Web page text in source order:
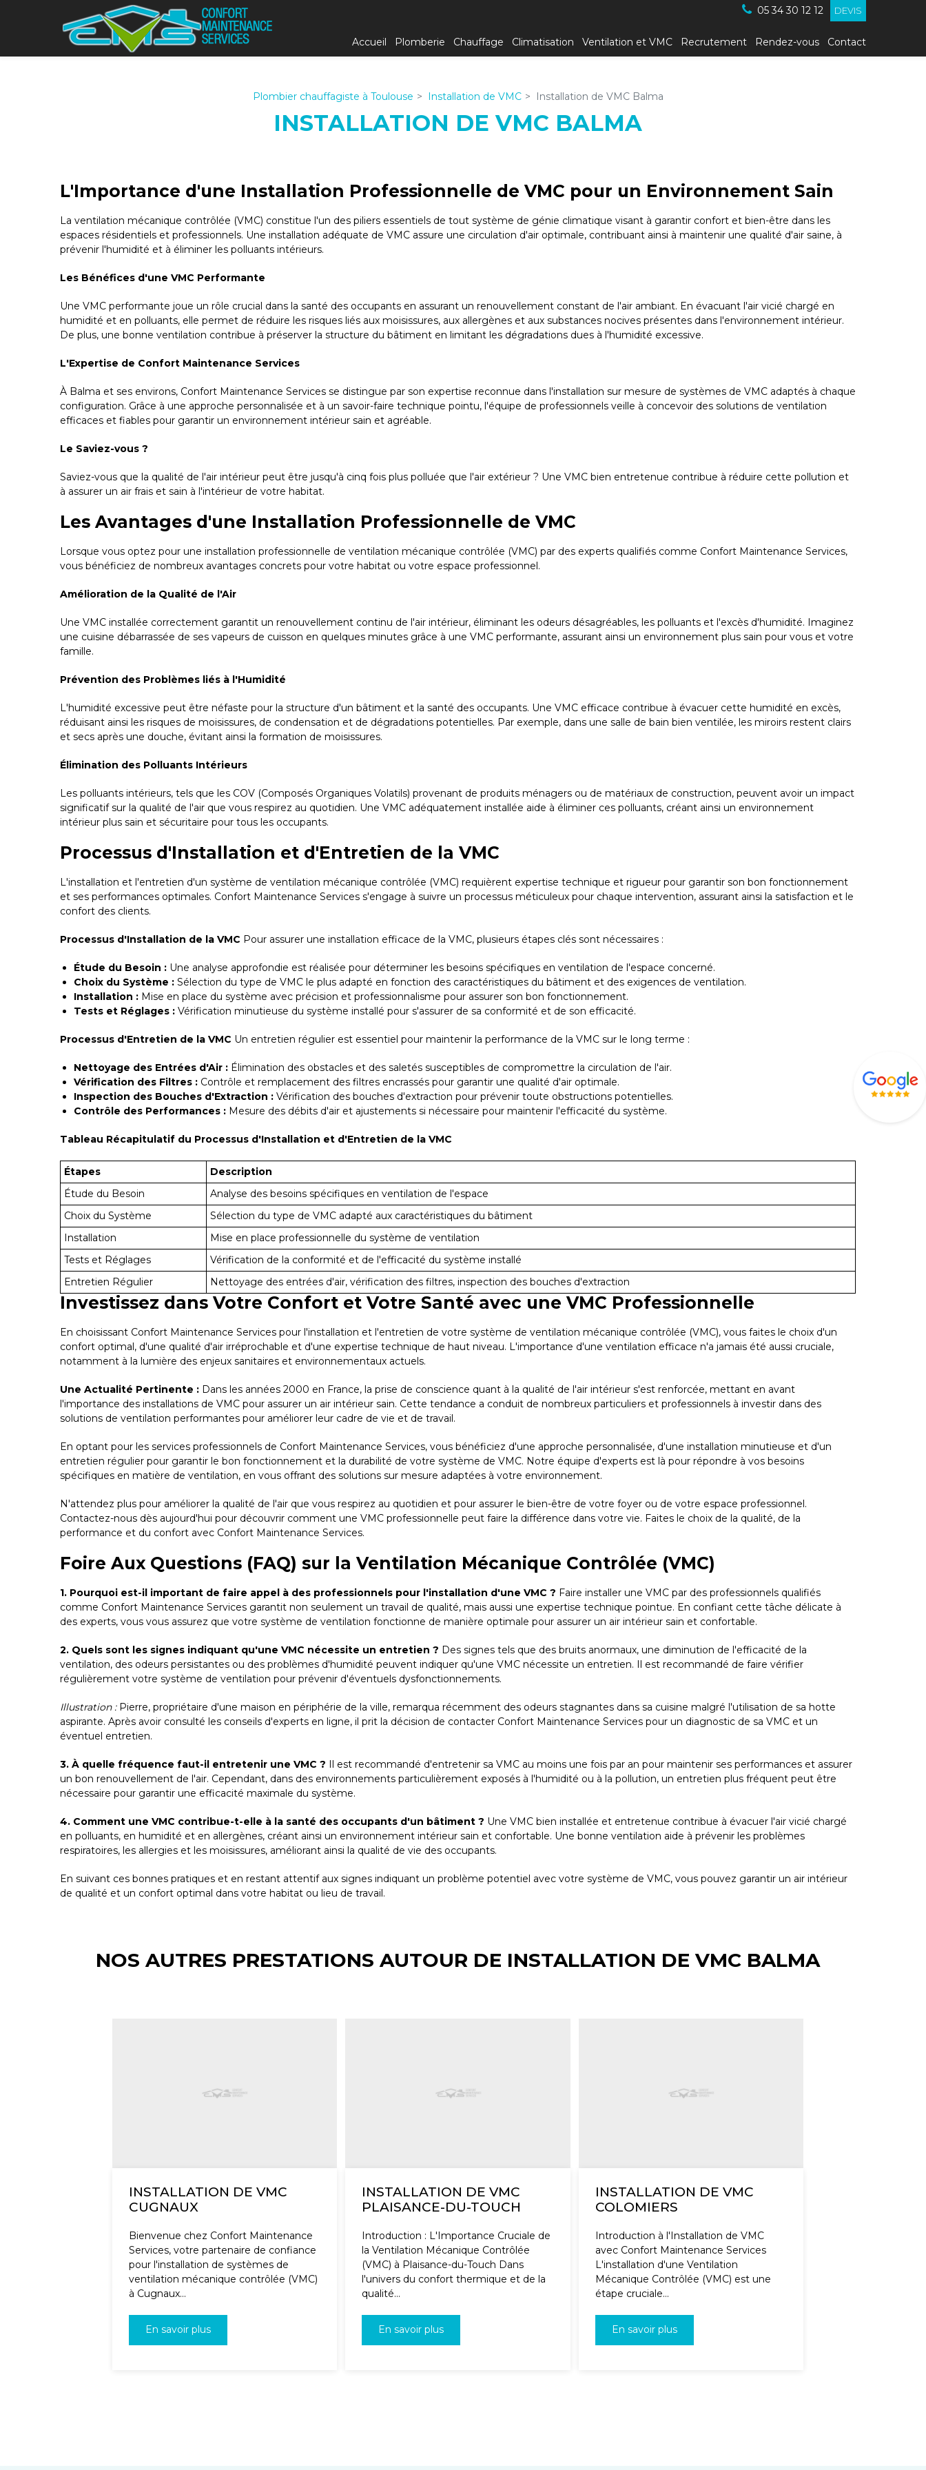
05 34 30 12 12 DEVIS
Accueil Plomberie Chauffage Climatisation Ventilation et VMC Recrutement Rendez-vous Contact
Plombier chauffagiste à Toulouse Installation de VMC Installation de VMC Balma
INSTALLATION DE VMC BALMA
L'Importance d'une Installation Professionnelle de VMC pour un Environnement Sain
La ventilation mécanique contrôlée (VMC) constitue l'un des piliers essentiels de tout système de génie climatique visant à garantir confort et bien-être dans les
espaces résidentiels et professionnels. Une installation adéquate de VMC assure une circulation d'air optimale, contribuant ainsi à maintenir une qualité d'air saine, à
prévenir l'humidité et à éliminer les polluants intérieurs.
Les Bénéfices d'une VMC Performante
Une VMC performante joue un rôle crucial dans la santé des occupants en assurant un renouvellement constant de l'air ambiant. En évacuant l'air vicié chargé en
humidité et en polluants, elle permet de réduire les risques liés aux moisissures, aux allergènes et aux substances nocives présentes dans l'environnement intérieur.
De plus, une bonne ventilation contribue à préserver la structure du bâtiment en limitant les dégradations dues à l'humidité excessive.
L'Expertise de Confort Maintenance Services
À Balma et ses environs, Confort Maintenance Services se distingue par son expertise reconnue dans l'installation sur mesure de systèmes de VMC adaptés à chaque
configuration. Grâce à une approche personnalisée et à un savoir-faire technique pointu, l'équipe de professionnels veille à concevoir des solutions de ventilation
efficaces et fiables pour garantir un environnement intérieur sain et agréable.
Le Saviez-vous ?
Saviez-vous que la qualité de l'air intérieur peut être jusqu'à cinq fois plus polluée que l'air extérieur ? Une VMC bien entretenue contribue à réduire cette pollution et
à assurer un air frais et sain à l'intérieur de votre habitat.
Les Avantages d'une Installation Professionnelle de VMC
Lorsque vous optez pour une installation professionnelle de ventilation mécanique contrôlée (VMC) par des experts qualifiés comme Confort Maintenance Services,
vous bénéficiez de nombreux avantages concrets pour votre habitat ou votre espace professionnel.
Amélioration de la Qualité de l'Air
Une VMC installée correctement garantit un renouvellement continu de l'air intérieur, éliminant les odeurs désagréables, les polluants et l'excès d'humidité. Imaginez
une cuisine débarrassée de ses vapeurs de cuisson en quelques minutes grâce à une VMC performante, assurant ainsi un environnement plus sain pour vous et votre
famille.
Prévention des Problèmes liés à l'Humidité
L'humidité excessive peut être néfaste pour la structure d'un bâtiment et la santé des occupants. Une VMC efficace contribue à évacuer cette humidité en excès,
réduisant ainsi les risques de moisissures, de condensation et de dégradations potentielles. Par exemple, dans une salle de bain bien ventilée, les miroirs restent clairs
et secs après une douche, évitant ainsi la formation de moisissures.
Élimination des Polluants Intérieurs
Les polluants intérieurs, tels que les COV (Composés Organiques Volatils) provenant de produits ménagers ou de matériaux de construction, peuvent avoir un impact
significatif sur la qualité de l'air que vous respirez au quotidien. Une VMC adéquatement installée aide à éliminer ces polluants, créant ainsi un environnement
intérieur plus sain et sécuritaire pour tous les occupants.
Processus d'Installation et d'Entretien de la VMC
L'installation et l'entretien d'un système de ventilation mécanique contrôlée (VMC) requièrent expertise technique et rigueur pour garantir son bon fonctionnement
et ses performances optimales. Confort Maintenance Services s'engage à suivre un processus méticuleux pour chaque intervention, assurant ainsi la satisfaction et le
confort des clients.
Processus d'Installation de la VMC Pour assurer une installation efficace de la VMC, plusieurs étapes clés sont nécessaires :
Étude du Besoin : Une analyse approfondie est réalisée pour déterminer les besoins spécifiques en ventilation de l'espace concerné.
Choix du Système : Sélection du type de VMC le plus adapté en fonction des caractéristiques du bâtiment et des exigences de ventilation.
Installation : Mise en place du système avec précision et professionnalisme pour assurer son bon fonctionnement.
Tests et Réglages : Vérification minutieuse du système installé pour s'assurer de sa conformité et de son efficacité.
Processus d'Entretien de la VMC Un entretien régulier est essentiel pour maintenir la performance de la VMC sur le long terme :
Nettoyage des Entrées d'Air : Élimination des obstacles et des saletés susceptibles de compromettre la circulation de l'air.
Vérification des Filtres : Contrôle et remplacement des filtres encrassés pour garantir une qualité d'air optimale.
Inspection des Bouches d'Extraction : Vérification des bouches d'extraction pour prévenir toute obstructions potentielles.
Contrôle des Performances : Mesure des débits d'air et ajustements si nécessaire pour maintenir l'efficacité du système.
Tableau Récapitulatif du Processus d'Installation et d'Entretien de la VMC
Étapes
Description
Étude du Besoin
Analyse des besoins spécifiques en ventilation de l'espace
Choix du Système
Sélection du type de VMC adapté aux caractéristiques du bâtiment
Installation
Mise en place professionnelle du système de ventilation
Tests et Réglages
Vérification de la conformité et de l'efficacité du système installé
Entretien Régulier
Nettoyage des entrées d'air, vérification des filtres, inspection des bouches d'extraction
Investissez dans Votre Confort et Votre Santé avec une VMC Professionnelle
En choisissant Confort Maintenance Services pour l'installation et l'entretien de votre système de ventilation mécanique contrôlée (VMC), vous faites le choix d'un
confort optimal, d'une qualité d'air irréprochable et d'une expertise technique de haut niveau. L'importance d'une ventilation efficace n'a jamais été aussi cruciale,
notamment à la lumière des enjeux sanitaires et environnementaux actuels.
Une Actualité Pertinente : Dans les années 2000 en France, la prise de conscience quant à la qualité de l'air intérieur s'est renforcée, mettant en avant
l'importance des installations de VMC pour assurer un air intérieur sain. Cette tendance a conduit de nombreux particuliers et professionnels à investir dans des
solutions de ventilation performantes pour améliorer leur cadre de vie et de travail.
En optant pour les services professionnels de Confort Maintenance Services, vous bénéficiez d'une approche personnalisée, d'une installation minutieuse et d'un
entretien régulier pour garantir le bon fonctionnement et la durabilité de votre système de VMC. Notre équipe d'experts est là pour répondre à vos besoins
spécifiques en matière de ventilation, en vous offrant des solutions sur mesure adaptées à votre environnement.
N'attendez plus pour améliorer la qualité de l'air que vous respirez au quotidien et pour assurer le bien-être de votre foyer ou de votre espace professionnel.
Contactez-nous dès aujourd'hui pour découvrir comment une VMC professionnelle peut faire la différence dans votre vie. Faites le choix de la qualité, de la
performance et du confort avec Confort Maintenance Services.
Foire Aux Questions (FAQ) sur la Ventilation Mécanique Contrôlée (VMC)
1. Pourquoi est-il important de faire appel à des professionnels pour l'installation d'une VMC ? Faire installer une VMC par des professionnels qualifiés
comme Confort Maintenance Services garantit non seulement un travail de qualité, mais aussi une expertise technique pointue. En confiant cette tâche délicate à
des experts, vous vous assurez que votre système de ventilation fonctionne de manière optimale pour assurer un air intérieur sain et confortable.
2. Quels sont les signes indiquant qu'une VMC nécessite un entretien ? Des signes tels que des bruits anormaux, une diminution de l'efficacité de la
ventilation, des odeurs persistantes ou des problèmes d'humidité peuvent indiquer qu'une VMC nécessite un entretien. Il est recommandé de faire vérifier
régulièrement votre système de ventilation pour prévenir d'éventuels dysfonctionnements.
Illustration :Pierre, propriétaire d'une maison en périphérie de la ville, remarqua récemment des odeurs stagnantes dans sa cuisine malgré l'utilisation de sa hotte
aspirante. Après avoir consulté les conseils d'experts en ligne, il prit la décision de contacter Confort Maintenance Services pour un diagnostic de sa VMC et un
éventuel entretien.
3. À quelle fréquence faut-il entretenir une VMC ? Il est recommandé d'entretenir sa VMC au moins une fois par an pour maintenir ses performances et assurer
un bon renouvellement de l'air. Cependant, dans des environnements particulièrement exposés à l'humidité ou à la pollution, un entretien plus fréquent peut être
nécessaire pour garantir une efficacité maximale du système.
4. Comment une VMC contribue-t-elle à la santé des occupants d'un bâtiment ? Une VMC bien installée et entretenue contribue à évacuer l'air vicié chargé
en polluants, en humidité et en allergènes, créant ainsi un environnement intérieur sain et confortable. Une bonne ventilation aide à prévenir les problèmes
respiratoires, les allergies et les moisissures, améliorant ainsi la qualité de vie des occupants.
En suivant ces bonnes pratiques et en restant attentif aux signes indiquant un problème potentiel avec votre système de VMC, vous pouvez garantir un air intérieur
de qualité et un confort optimal dans votre habitat ou lieu de travail.
NOS AUTRES PRESTATIONS AUTOUR DE INSTALLATION DE VMC BALMA
INSTALLATION DE VMC
CUGNAUX
Bienvenue chez Confort Maintenance
Services, votre partenaire de confiance
pour l'installation de systèmes de
ventilation mécanique contrôlée (VMC)
à Cugnaux...
En savoir plus
INSTALLATION DE VMC
PLAISANCE-DU-TOUCH
Introduction : L'Importance Cruciale de
la Ventilation Mécanique Contrôlée
(VMC) à Plaisance-du-Touch Dans
l'univers du confort thermique et de la
qualité...
En savoir plus
INSTALLATION DE VMC
COLOMIERS
Introduction à l'Installation de VMC
avec Confort Maintenance Services
L'installation d'une Ventilation
Mécanique Contrôlée (VMC) est une
étape cruciale...
En savoir plus
Panneau de gestion des cookies